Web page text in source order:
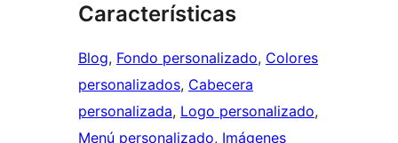
Características
Blog, Fondo personalizado, Colores
personalizados, Cabecera
personalizada, Logo personalizado
Menú personalizado, Imágenes